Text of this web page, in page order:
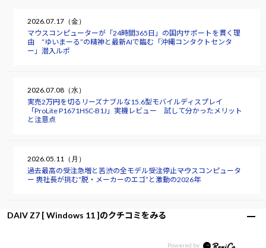
2026.07.17（金）
マウスコンピューターが「24時間365日」の国内サポートを貫く理
由 “ゆいまーる”の精神と最新AIで臨む「沖縄コンタクトセンタ
ー」潜入ルポ
2026.07.08（水）
実売2万円を切るリーズナブルな15.6型モバイルディスプレイ
「ProLite P1671HSC-B1J」実機レビュー 試して分かったメリット
と注意点
2026.05.11（月）
過去最高の受注急増と苦渋の全モデル受注停止――マウスコンピュータ
ー 軣社長が挑む“脱・メーカーのエゴ”と激動の2026年
DAIV Z7 [ Windows 11 ]のクチコミをみる